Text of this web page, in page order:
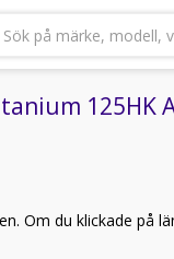
Sök på märke, modell,
Om du klickade på